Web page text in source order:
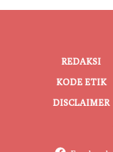
REDAKSI
KODE ETIK
DISCLAIMER